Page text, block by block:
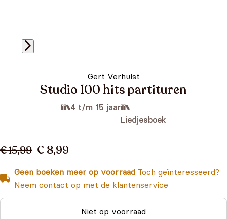
Gert Verhulst
Studio 100 hits partituren
4 t/m 15 jaar
Liedjesboek
€ 15,99 € 8,99
Geen boeken meer op voorraad Toch geïnteresseerd?
Neem contact op met de klantenservice
Niet op voorraad